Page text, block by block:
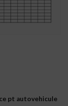
pt autovehicule